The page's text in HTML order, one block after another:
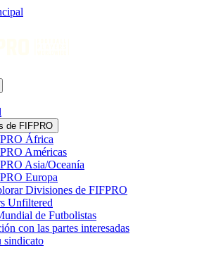
de FIFPRO
África
Américas
Asia/Oceanía
Europa
Divisiones de FIFPRO
Unfiltered
de Futbolistas
con las partes interesadas
sindicato